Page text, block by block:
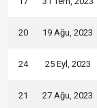
20 19 Ağu, 2023
24 25 Eyl, 2023
21 27 Ağu, 2023